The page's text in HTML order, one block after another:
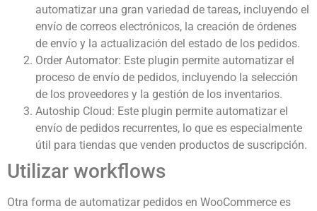
automatizar una gran variedad de tareas, incluyendo el
envío de correos electrónicos, la creación de órdenes
de envío y la actualización del estado de los pedidos.
Order Automator: Este plugin permite automatizar el
proceso de envío de pedidos, incluyendo la selección
de los proveedores y la gestión de los inventarios.
Autoship Cloud: Este plugin permite automatizar el
envío de pedidos recurrentes, lo que es especialmente
útil para tiendas que venden productos de suscripción.
Utilizar workflows
Otra forma de automatizar pedidos en WooCommerce es